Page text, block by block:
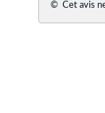
© Cet avis